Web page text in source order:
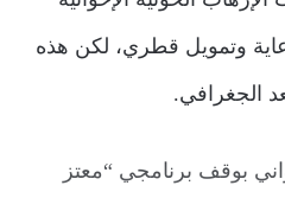
وتمويل قطري، لكن هذه
الجغرافي.
بوقف برنامجي “معتز